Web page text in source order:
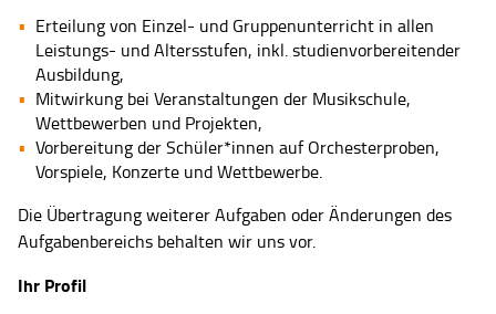
Erteilung von Einzel- und Gruppenunterricht in allen
Leistungs- und Altersstufen, inkl. studienvorbereitender
Ausbildung,
Mitwirkung bei Veranstaltungen der Musikschule,
Wettbewerben und Projekten,
Vorbereitung der Schüler*innen auf Orchesterproben,
Vorspiele, Konzerte und Wettbewerbe.
Die Übertragung weiterer Aufgaben oder Änderungen des
Aufgabenbereichs behalten wir uns vor.
Ihr Profil